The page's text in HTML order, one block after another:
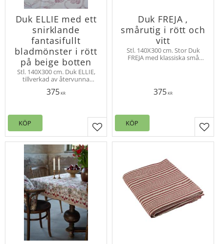
Duk ELLIE med ett
snirklande
fantasifullt
bladmönster i rött
på beige botten
Stl. 140X300 cm. Duk ELLIE,
tillverkad av återvunna
fantasifullt mönster. Lägg
375KR
Lägg till i favoriter
KÖP
Duk FREJA ,
smårutig i rött och
vitt
Stl. 140X300 cm. Stor Duk
FREJA med klassiska små
dukning.
375KR
KÖP